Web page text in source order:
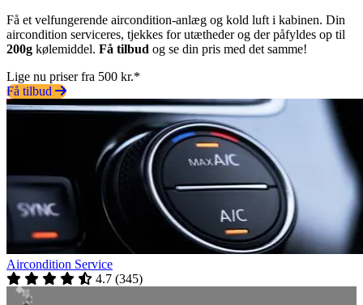
Få et velfungerende aircondition-anlæg og kold luft i kabinen. Din
aircondition serviceres, tjekkes for utætheder og der påfyldes op til
200g kølemiddel. Få tilbud og se din pris med det samme!
Lige nu priser fra 500 kr.*
Få tilbud
Aircondition Service
4.7 (345)